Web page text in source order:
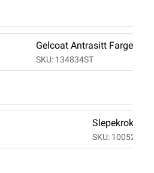
Gelcoat Antrasitt Farge
SKU: 134834ST
Slepekrok/
SKU: 100523